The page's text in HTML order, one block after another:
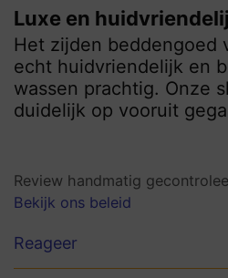
Luxe en
Het zijden beddengoed
echt huidvriendelijk en
wassen prachtig. Onze
duidelijk op vooruit
Review handmatig
Bekijk ons beleid
Reageer